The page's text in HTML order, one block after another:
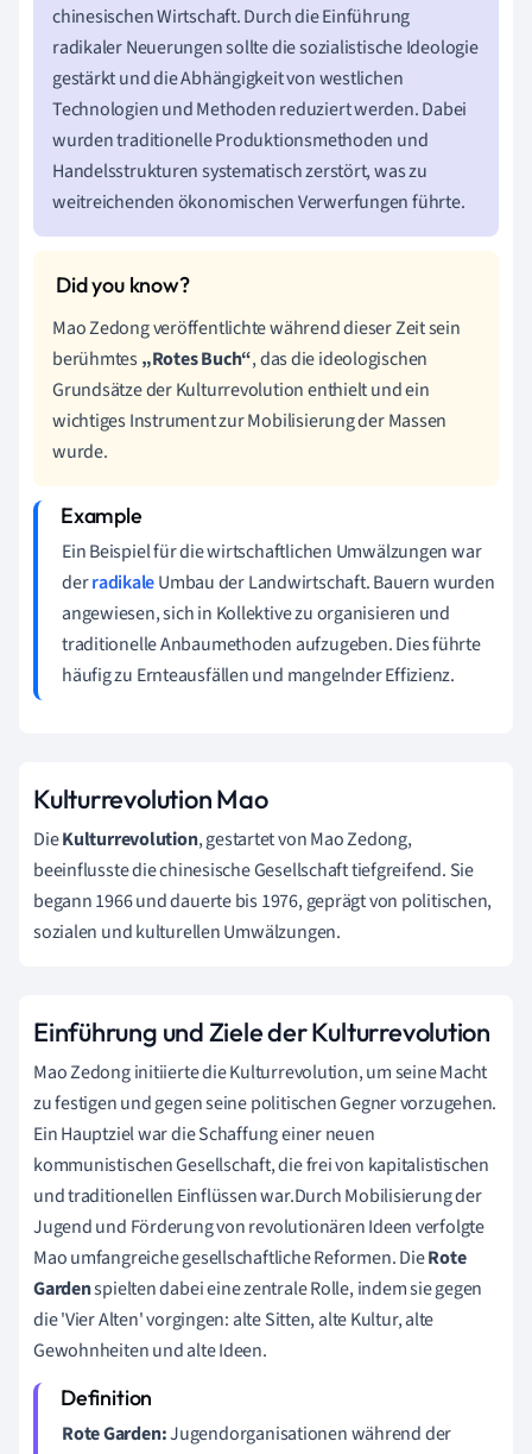
chinesischen Wirtschaft. Durch die Einführung
radikaler Neuerungen sollte die sozialistische Ideologie
gestärkt und die Abhängigkeit von westlichen
Technologien und Methoden reduziert werden. Dabei
wurden traditionelle Produktionsmethoden und
Handelsstrukturen systematisch zerstört, was zu
weitreichenden ökonomischen Verwerfungen führte.
Mao Zedong veröffentlichte während dieser Zeit sein
berühmtes„Rotes Buch“, das die ideologischen
Grundsätze der Kulturrevolution enthielt und ein
wichtiges Instrument zur Mobilisierung der Massen
wurde.
Ein Beispiel für die wirtschaftlichen Umwälzungen war
derradikaleUmbau der Landwirtschaft. Bauern wurden
angewiesen, sich in Kollektive zu organisieren und
traditionelle Anbaumethoden aufzugeben. Dies führte
häufig zu Ernteausfällen und mangelnder Effizienz.
Kulturrevolution Mao
DieKulturrevolution, gestartet von Mao Zedong,
beeinflusste die chinesische Gesellschaft tiefgreifend. Sie
begann 1966 und dauerte bis 1976, geprägt von politischen,
sozialen und kulturellen Umwälzungen.
Einführung und Ziele der Kulturrevolution
Mao Zedong initiierte die Kulturrevolution, um seine Macht
zu festigen und gegen seine politischen Gegner vorzugehen.
Ein Hauptziel war die Schaffung einer neuen
kommunistischen Gesellschaft, die frei von kapitalistischen
und traditionellen Einflüssen war.Durch Mobilisierung der
Jugend und Förderung von revolutionären Ideen verfolgte
Mao umfangreiche gesellschaftliche Reformen. DieRote
Gardenspielten dabei eine zentrale Rolle, indem sie gegen
die 'Vier Alten' vorgingen: alte Sitten, alte Kultur, alte
Gewohnheiten und alte Ideen.
Rote Garden:Jugendorganisationen während der